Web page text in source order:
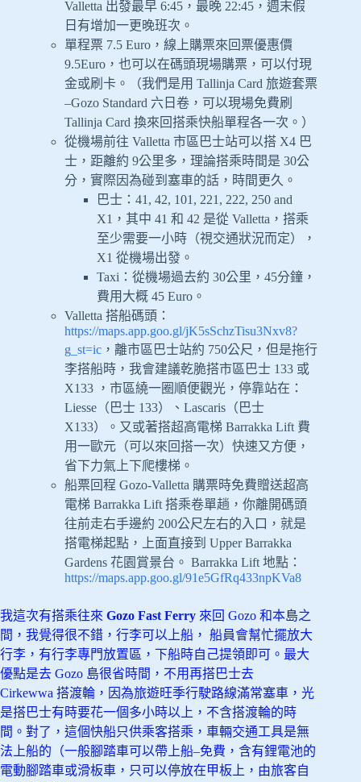
Valletta 出發最早 6:45，最晚 22:45，週末假
日有增加一更晚班次。
單程票 7.5 Euro，線上購票來回票優惠價
9.5Euro，也可以在碼頭現場購票，可以付現
金或刷卡。（我們是用 Tallinja Card 旅遊套票
–Gozo Standard 六日卷，可以現場免費刷
Tallinja Card 換來回搭乘快船單程各一次。）
從機場前往 Valletta 市區巴士站可以搭 X4 巴
士，距離約 9公里多，理論搭乘時間是 30公
分，實際因為碰到塞車的話，時間更久。
巴士：41, 42, 101, 221, 222, 250 and
X1，其中 41 和 42 是從 Valletta，搭乘
至少需要一小時（視交通狀況而定），
X1 從機場出發。
Taxi：從機場過去約 30公里，45分鐘，
費用大概 45 Euro。
Valletta 搭船碼頭：
https://maps.app.goo.gl/jK5sSchzTisu3Nxv8?
g_st=ic ，離市區巴士站約 750公尺，但是拖行
李搭船時，我會建議乾脆搭市區巴士 133 或
X133 ，市區繞一圈順便觀光，停靠站在：
Liesse（巴士 133）、Lascaris（巴士
X133）。又或著搭超高電梯 Barrakka Lift 費
用一歐元（可以來回搭一次）快速又方便，
省下力氣上下爬樓梯。
船票回程 Gozo-Valletta 購票時免費贈送超高
電梯 Barrakka Lift 搭乘卷單趟，你離開碼頭
往前走右手邊約 200公尺左右的入口，就是
搭電梯起點，上面直接到 Upper Barrakka
Gardens 花園賞景台。 Barrakka Lift 地點：
https://maps.app.goo.gl/91e5GfRq433npKVa8
我這次有搭乘往來 Gozo Fast Ferry 來回 Gozo 和本島之
間，我覺得很不錯，行李可以上船， 船員會幫忙擺放大
行李，有行李專門放置區，下船時自己提領即可。最大
優點是去 Gozo 島很省時間，不用再搭巴士去
Cirkewwa 搭渡輪，因為旅遊旺季行駛路線滿常塞車，光
是搭巴士有時要花一個多小時以上，不含搭渡輪的時
間。對了，這個快船只供乘客搭乘，車輛交通工具是無
法上船的（一般腳踏車可以帶上船–免費，含有鋰電池的
電動腳踏車或滑板車，只可以停放在甲板上，由旅客自